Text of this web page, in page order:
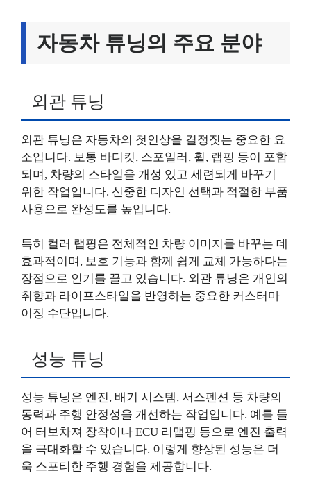
자동차 튜닝의 주요 분야
외관 튜닝
외관 튜닝은 자동차의 첫인상을 결정짓는 중요한 요
소입니다. 보통 바디킷, 스포일러, 휠, 랩핑 등이 포함
되며, 차량의 스타일을 개성 있고 세련되게 바꾸기
위한 작업입니다. 신중한 디자인 선택과 적절한 부품
사용으로 완성도를 높입니다.
특히 컬러 랩핑은 전체적인 차량 이미지를 바꾸는 데
효과적이며, 보호 기능과 함께 쉽게 교체 가능하다는
장점으로 인기를 끌고 있습니다. 외관 튜닝은 개인의
취향과 라이프스타일을 반영하는 중요한 커스터마
이징 수단입니다.
성능 튜닝
성능 튜닝은 엔진, 배기 시스템, 서스펜션 등 차량의
동력과 주행 안정성을 개선하는 작업입니다. 예를 들
어 터보차져 장착이나 ECU 리맵핑 등으로 엔진 출력
을 극대화할 수 있습니다. 이렇게 향상된 성능은 더
욱 스포티한 주행 경험을 제공합니다.